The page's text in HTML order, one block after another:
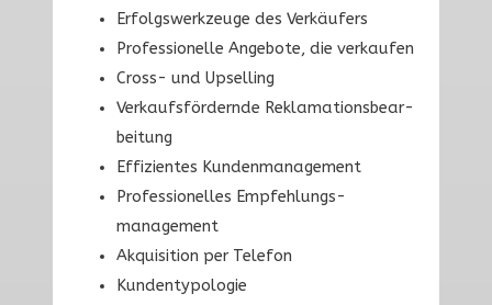
Erfolgswerkzeuge des Verkäufers
Professionelle Angebote, die verkaufen
Cross- und Upselling
Verkaufs­fördernde Reklama­tions­bear­
beitung
Effizientes Kunden­management
Professionelles Empfehlungs­
management
Akquisition per Telefon
Kundentypologie